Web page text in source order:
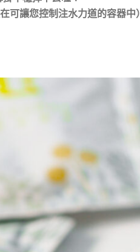
讓您控制注水力道的容器中）​